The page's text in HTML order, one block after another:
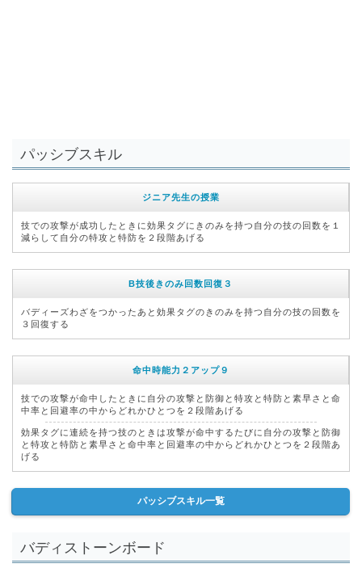
パッシブスキル
ジニア先生の授業
技での攻撃が成功したときに効果タグにきのみを持つ自分の技の回数を１
減らして自分の特攻と特防を２段階あげる
B技後きのみ回数回復３
バディーズわざをつかったあと効果タグのきのみを持つ自分の技の回数を
３回復する
命中時能力２アップ９
技での攻撃が命中したときに自分の攻撃と防御と特攻と特防と素早さと命
中率と回避率の中からどれかひとつを２段階あげる
効果タグに連続を持つ技のときは攻撃が命中するたびに自分の攻撃と防御
と特攻と特防と素早さと命中率と回避率の中からどれかひとつを２段階あ
げる
パッシブスキル一覧
バディストーンボード